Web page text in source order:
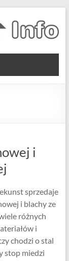
i
sprzedaje
i blachy ze
różnych
i
chodzi o stal
stop miedzi